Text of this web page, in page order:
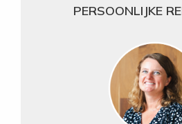
PERSOONLIJKE